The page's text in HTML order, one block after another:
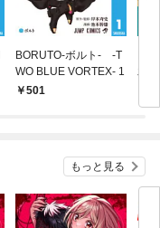
BORUTO-ボルト- -T
WO BLUE VORTEX- 1
501
木
もっと見る